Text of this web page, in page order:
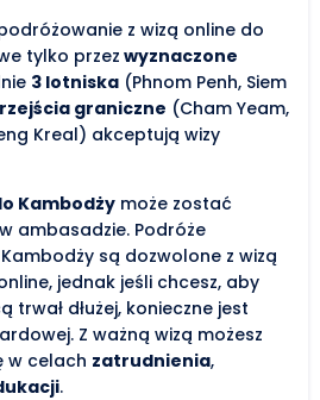
z wizą online do
tylko przez wyznaczone
3 lotniska (Phnom Penh, Siem
graniczne (Cham Yeam,
Kreal) akceptują wizy
Kambodży może zostać
ambasadzie. Podróże
są dozwolone z wizą
jednak jeśli chcesz, aby
trwał dłużej, konieczne jest
Z ważną wizą możesz
w celach zatrudnienia,
.